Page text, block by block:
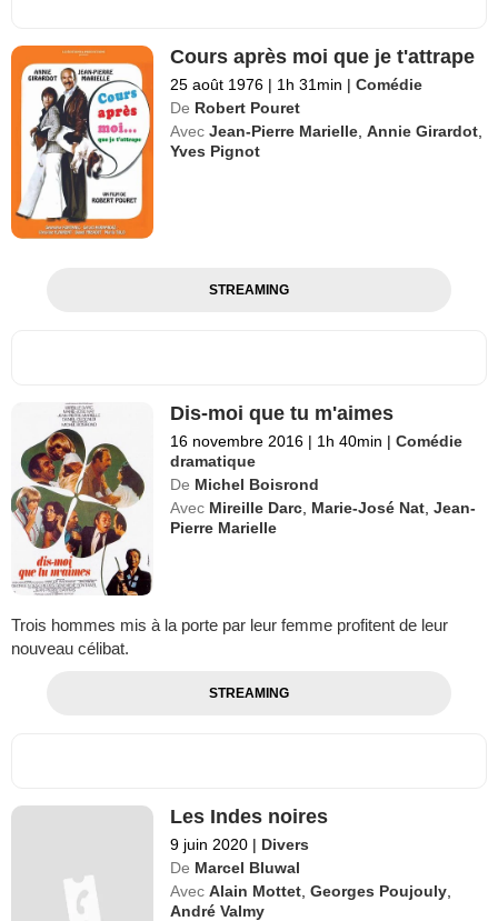
Cours après moi que je t'attrape
25 août 1976 | 1h 31min | Comédie
De Robert Pouret
Avec Jean-Pierre Marielle ,Annie Girardot
Yves Pignot
STREAMING
Dis-moi que tu m'aimes
16 novembre 2016 | 1h 40min | Comédie
dramatique
De Michel Boisrond
Avec Mireille Darc Marie-José Nat ,Jean-
Pierre Marielle
Trois hommes mis à la porte par leur femme profitent de leur
nouveau célibat.
STREAMING
Les Indes noires
9 juin 2020 | Divers
De Marcel Bluwal
Avec Alain Mottet ,Georges Poujouly
André Valmy